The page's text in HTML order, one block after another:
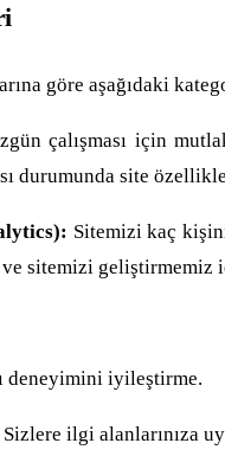
göre aşağıdaki
çalışması için
durumunda site
Sitemizi kaç
sitemizi geliştirmemiz
deneyimini iyileştirme.
Sizlere ilgi alanlarınıza